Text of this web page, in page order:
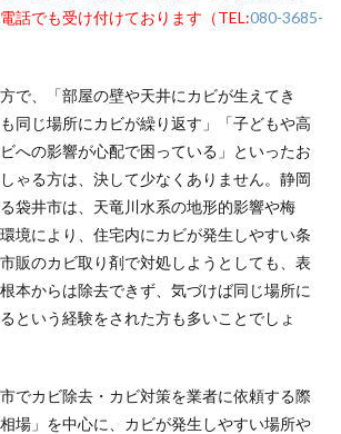
話でも受け付けております（TEL:080-3685-
で、「部屋の壁や天井にカビが生えてき
同じ場所にカビが繰り返す」「子どもや高
への影響が心配で困っている」といったお
ゃる方は、決して少なくありません。静岡
袋井市は、天竜川水系の地形的影響や梅
境により、住宅内にカビが発生しやすい条
販のカビ取り剤で対処しようとしても、表
本からは除去できず、気づけば同じ場所に
という経験をされた方も多いことでしょ
でカビ除去・カビ対策を業者に依頼する際
場」を中心に、カビが発生しやすい場所や